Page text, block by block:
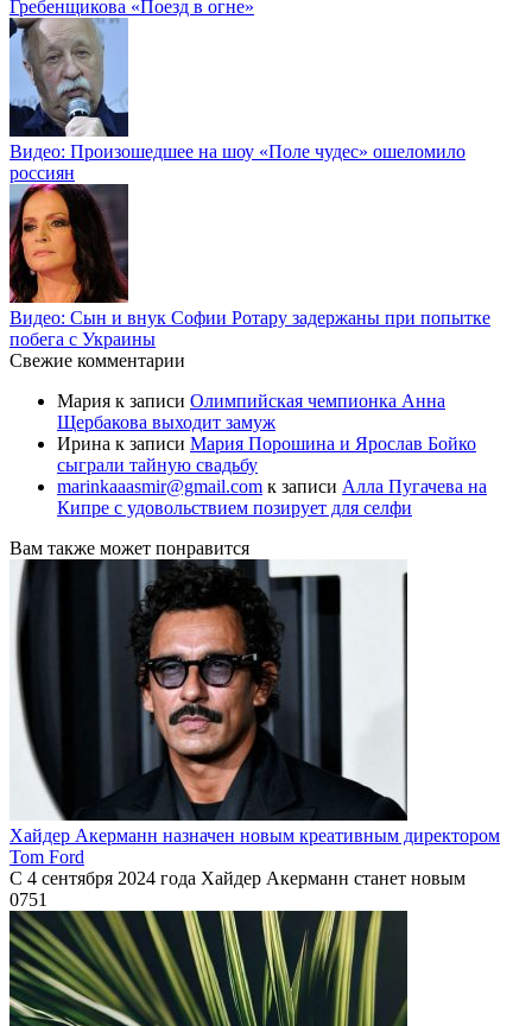
Гребенщикова «Поезд в огне»
Видео: Произошедшее на шоу «Поле чудес» ошеломило
россиян
Видео: Сын и внук Софии Ротару задержаны при попытке
побега с Украины
Свежие комментарии
Мария к записи Олимпийская чемпионка Анна
Щербакова выходит замуж
Ирина к записи Мария Порошина и Ярослав Бойко
сыграли тайную свадьбу
marinkaaasmir@gmail.com к записи Алла Пугачева на
Кипре с удовольствием позирует для селфи
Вам также может понравится
Хайдер Акерманн назначен новым креативным директором
Tom Ford
С 4 сентября 2024 года Хайдер Акерманн станет новым
0751